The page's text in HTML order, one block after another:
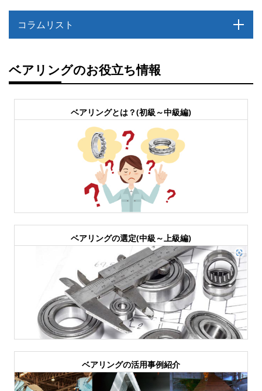
コラムリスト
ベアリングのお役立ち情報
ベアリングとは？(初級～中級編)
ベアリングの選定(中級～上級編)
ベアリングの活用事例紹介